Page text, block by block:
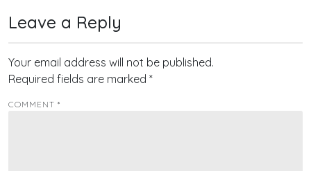
Leave a Reply
Your email address will not be published.
Required fields are marked *
COMMENT *